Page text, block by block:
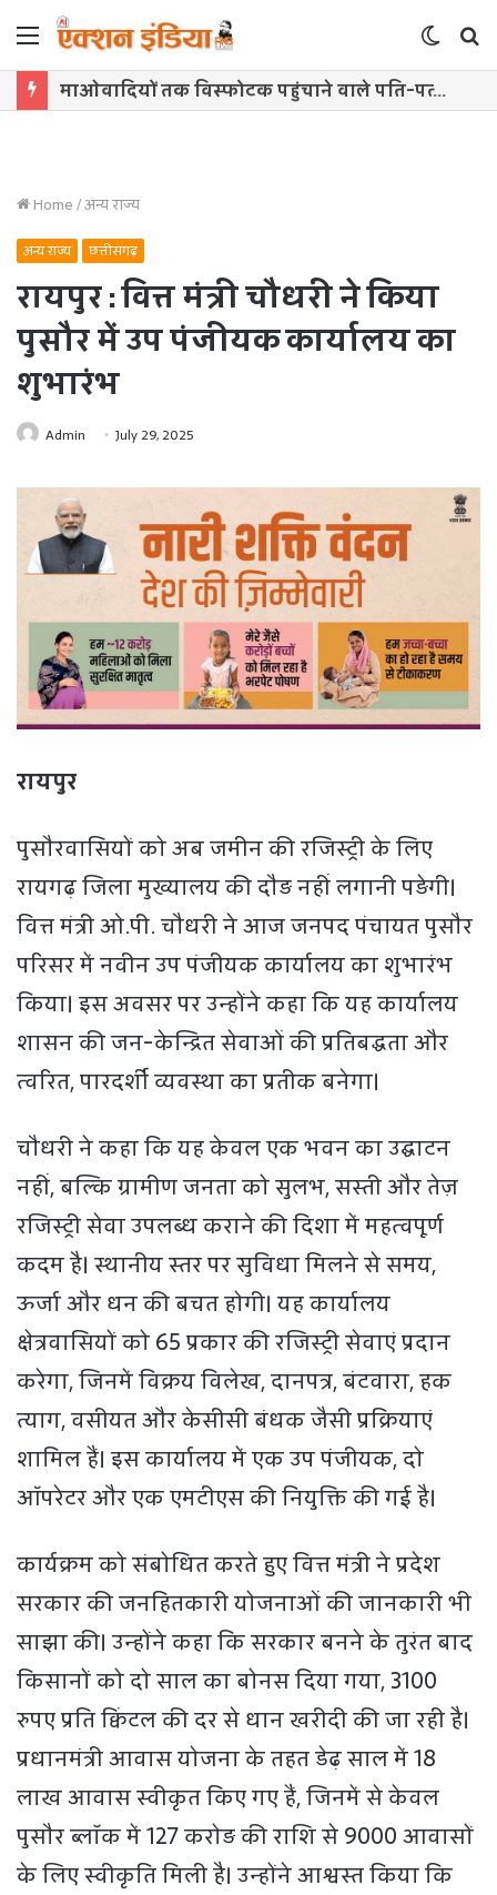
Menu
Switch
skin
माओवादियों तक विस्फोटक पहुंचाने वाले पति-पत्नी समेत तीन दोषियों को सजा, विशेष NIA कोर्ट का फैसला
Home/अन्य राज्य
अन्य राज्य छत्तीसगढ़
रायपुर : वित्त मंत्री चौधरी ने किया
पुसौर में उप पंजीयक कार्यालय का
शुभारंभ
Admin July 29, 2025
रायपुर
पुसौरवासियों को अब जमीन की रजिस्ट्री के लिए
रायगढ़ जिला मुख्यालय की दौड़ नहीं लगानी पड़ेगी।
वित्त मंत्री ओ.पी. चौधरी ने आज जनपद पंचायत पुसौर
परिसर में नवीन उप पंजीयक कार्यालय का शुभारंभ
किया। इस अवसर पर उन्होंने कहा कि यह कार्यालय
शासन की जन-केन्द्रित सेवाओं की प्रतिबद्धता और
त्वरित, पारदर्शी व्यवस्था का प्रतीक बनेगा।
चौधरी ने कहा कि यह केवल एक भवन का उद्घाटन
नहीं, बल्कि ग्रामीण जनता को सुलभ, सस्ती और तेज़
रजिस्ट्री सेवा उपलब्ध कराने की दिशा में महत्वपूर्ण
कदम है। स्थानीय स्तर पर सुविधा मिलने से समय,
ऊर्जा और धन की बचत होगी। यह कार्यालय
क्षेत्रवासियों को 65 प्रकार की रजिस्ट्री सेवाएं प्रदान
करेगा, जिनमें विक्रय विलेख, दानपत्र, बंटवारा, हक
त्याग, वसीयत और केसीसी बंधक जैसी प्रक्रियाएं
शामिल हैं। इस कार्यालय में एक उप पंजीयक, दो
ऑपरेटर और एक एमटीएस की नियुक्ति की गई है।
कार्यक्रम को संबोधित करते हुए वित्त मंत्री ने प्रदेश
सरकार की जनहितकारी योजनाओं की जानकारी भी
साझा की। उन्होंने कहा कि सरकार बनने के तुरंत बाद
किसानों को दो साल का बोनस दिया गया, 3100
रुपए प्रति क्विंटल की दर से धान खरीदी की जा रही है।
प्रधानमंत्री आवास योजना के तहत डेढ़ साल में 18
लाख आवास स्वीकृत किए गए हैं, जिनमें से केवल
पुसौर ब्लॉक में 127 करोड़ की राशि से 9000 आवासों
के लिए स्वीकृति मिली है। उन्होंने आश्वस्त किया कि